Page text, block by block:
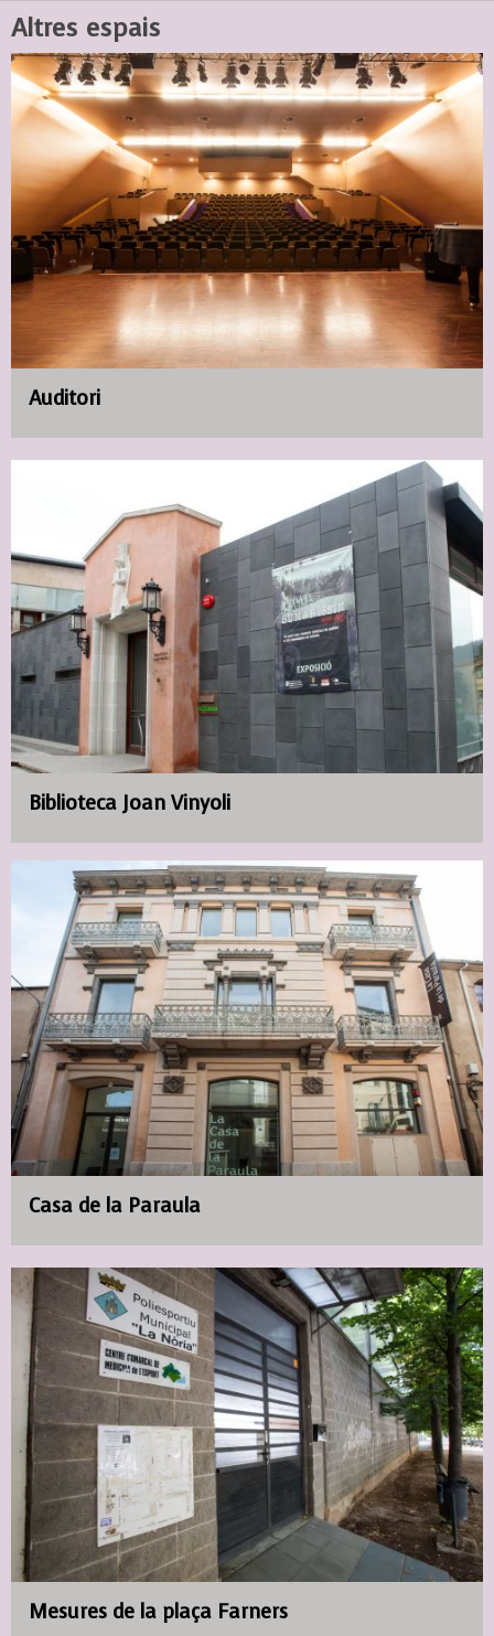
Altres espais
Auditori
Biblioteca Joan Vinyoli
Casa de la Paraula
Mesures de la plaça Farners